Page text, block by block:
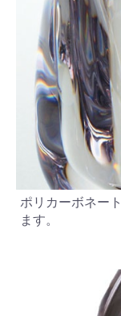
ポリカーボネー
ます。